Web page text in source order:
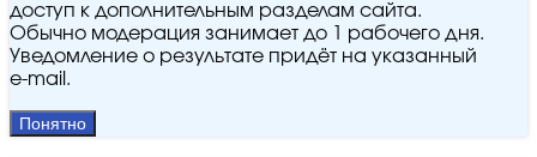
доступ к дополнительным разделам сайта.
Обычно модерация занимает до 1 рабочего дня.
Уведомление о результате придёт на указанный
e‑mail.
Понятно